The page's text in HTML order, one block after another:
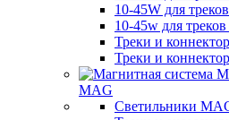
10-45W для
10-45w для
Треки и
Треки и
MAG
Светильники